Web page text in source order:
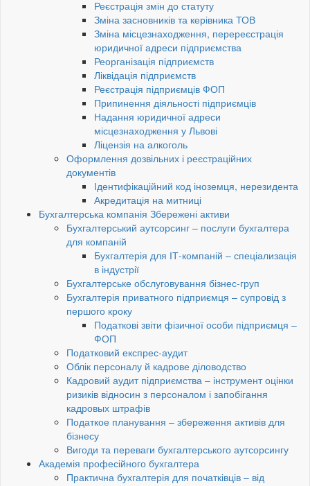
Реєстрація змін до статуту
Зміна засновників та керівника ТОВ
Зміна місцезнаходження, перереєстрація
юридичної адреси підприємства
Реорганізація підприємств
Ліквідація підприємств
Реєстрація підприємців ФОП
Припинення діяльності підприємців
Надання юридичної адреси
місцезнаходження у Львові
Ліцензія на алкоголь
Оформлення дозвільних і реєстраційних
документів
Ідентифікаційний код іноземця, нерезидента
Акредитація на митниці
Бухгалтерська компанія Збережені активи
Бухгалтерський аутсорсинг – послуги бухгалтера
для компаній
Бухгалтерія для ІТ-компаній – спеціализація
в індустрії
Бухгалтерське обслуговування бізнес-груп
Бухгалтерія приватного підприємця – супровід з
першого кроку
Податкові звіти фізичної особи підприємця –
ФОП
Податковий експрес-аудит
Облік персоналу й кадрове діловодство
Кадровий аудит підприємства – інструмент оцінки
ризиків відносин з персоналом і запобігання
кадровых штрафів
Податкое планування – збереження активів для
бізнесу
Вигоди та переваги бухгалтерського аутсорсингу
Академія професійного бухгалтера
Практична бухгалтерія для початківців – від